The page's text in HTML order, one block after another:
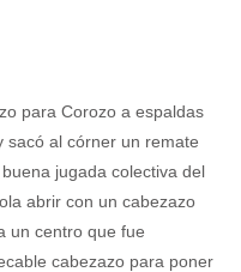
para Corozo a espaldas
sacó al córner un remate
jugada colectiva del
abrir con un cabezazo
un centro que fue
cabezazo para poner